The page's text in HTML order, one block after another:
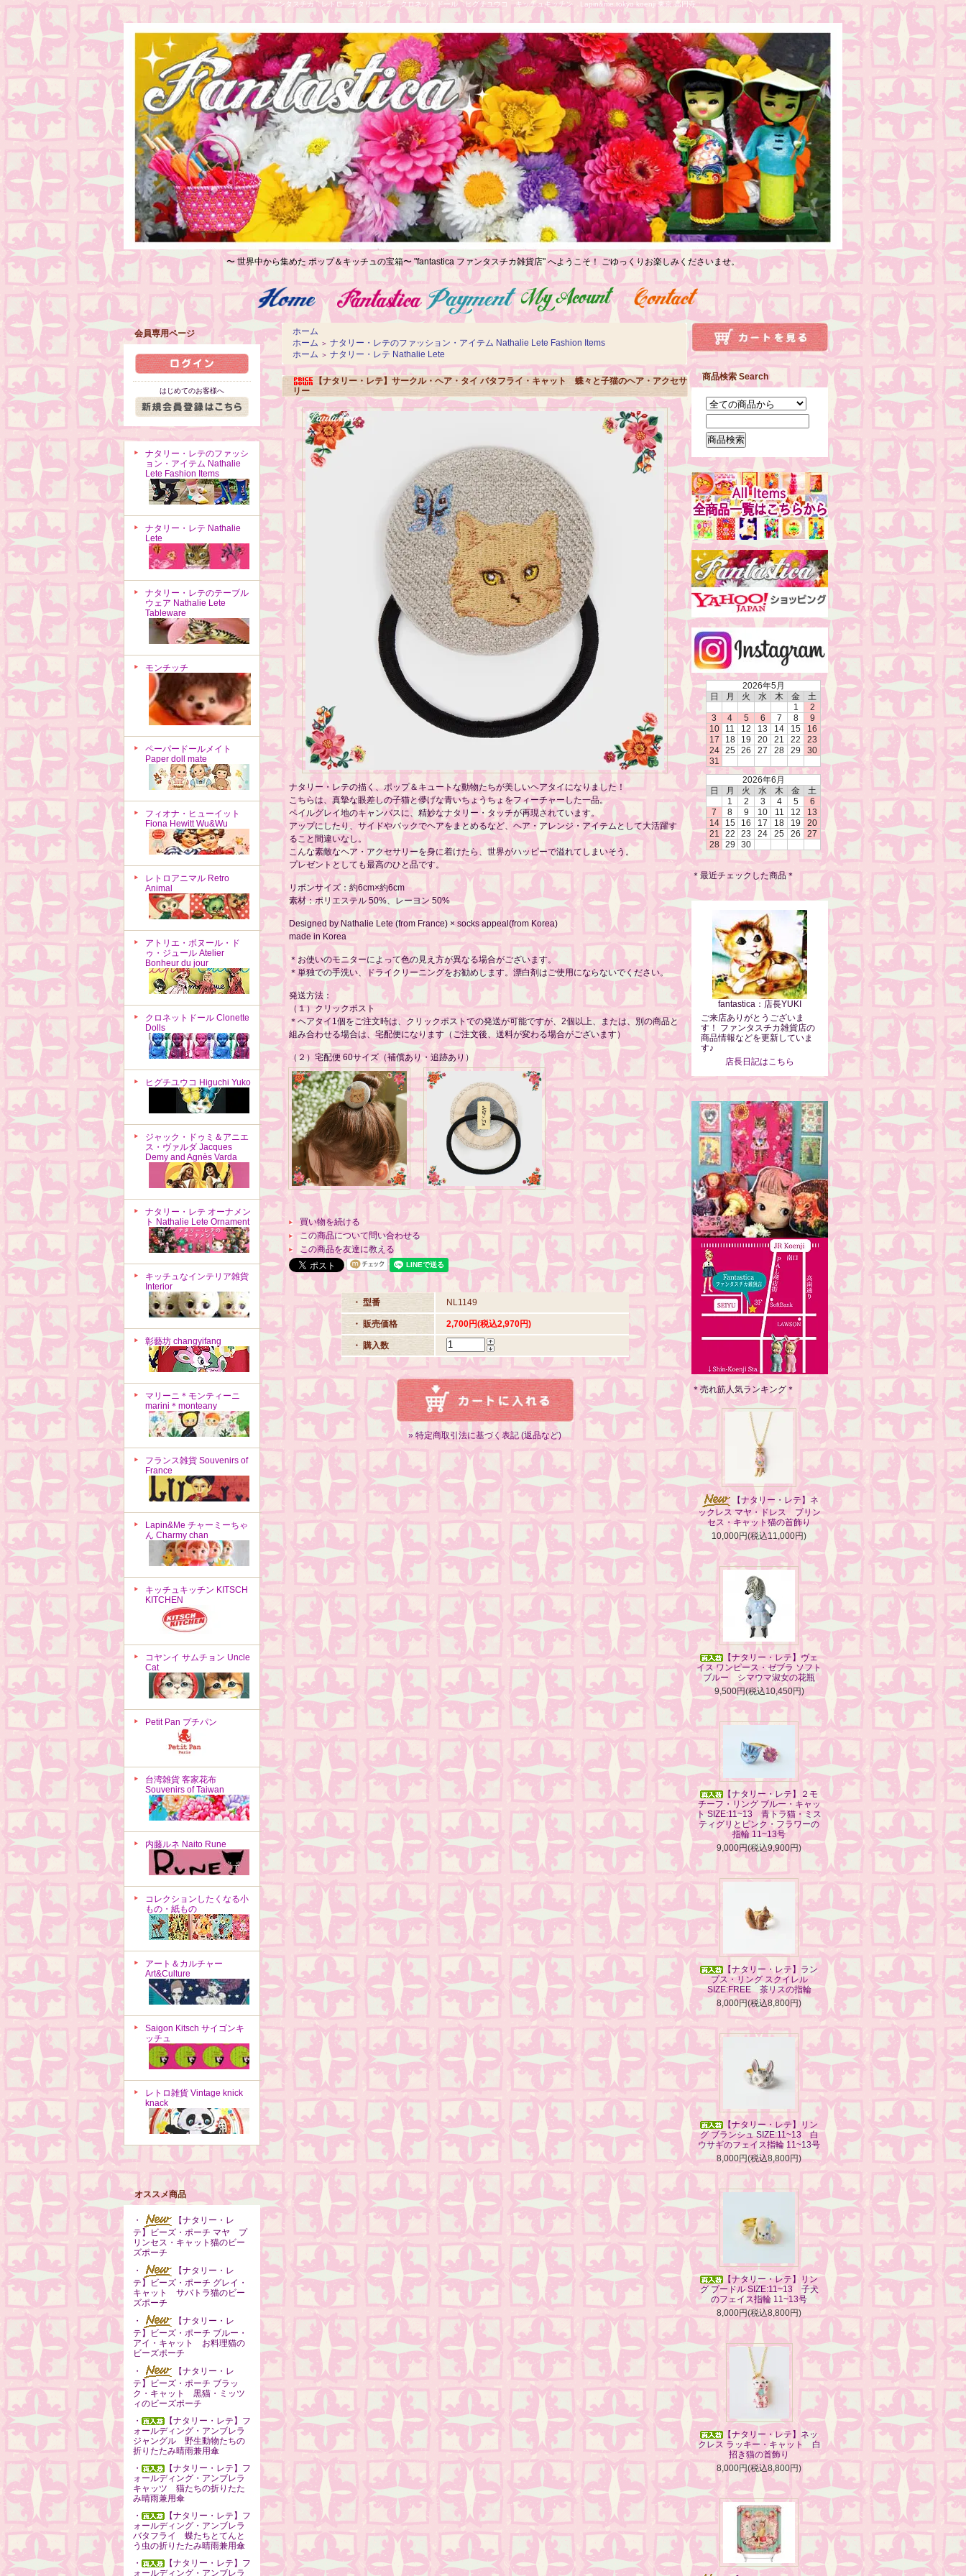
ファンタスチカ レトロ ナタリーレテ クロネットドール ヒグチユウコ キッチュキッチン Lapin&me tokyo koenji 東京 高円寺
〜 世界中から集めた ポップ＆キッチュの宝箱〜 "fantastica ファンタスチカ雑貨店" へようこそ！ ごゆっくりお楽しみくださいませ。
会員専用ページ
はじめてのお客様へ
ナタリー・レテのファッシ
ョン・アイテム Nathalie
Lete Fashion Items
ナタリー・レテ Nathalie
Lete
ナタリー・レテのテーブル
ウェア Nathalie Lete
Tableware
モンチッチ
ペーパードールメイト
Paper doll mate
フィオナ・ヒューイット
Fiona Hewitt Wu&Wu
レトロアニマル Retro
Animal
アトリエ・ボヌール・ド
ゥ・ジュール Atelier
Bonheur du jour
クロネットドール Clonette
Dolls
ヒグチユウコ Higuchi Yuko
ジャック・ドゥミ＆アニエ
ス・ヴァルダ Jacques
Demy and Agnès Varda
ナタリー・レテ オーナメン
ト Nathalie Lete Ornament
キッチュなインテリア雑貨
Interior
彰藝坊 changyifang
マリーニ＊モンティーニ
marini＊monteany
フランス雑貨 Souvenirs of
France
Lapin&Me チャーミーちゃ
ん Charmy chan
キッチュキッチン KITSCH
KITCHEN
コヤンイ サムチョン Uncle
Cat
Petit Pan プチパン
台湾雑貨 客家花布
Souvenirs of Taiwan
内藤ルネ Naito Rune
コレクションしたくなる小
もの・紙もの
アート＆カルチャー
Art&Culture
Saigon Kitsch サイゴンキ
ッチュ
レトロ雑貨 Vintage knick
knack
オススメ商品
・
【ナタリー・レ
テ】ビーズ・ポーチ マヤ プ
リンセス・キャット猫のビー
ズポーチ
・
【ナタリー・レ
テ】ビーズ・ポーチ グレイ・
キャット サバトラ猫のビー
ズポーチ
・
【ナタリー・レ
テ】ビーズ・ポーチ ブルー・
アイ・キャット お料理猫の
ビーズポーチ
・
【ナタリー・レ
テ】ビーズ・ポーチ ブラッ
ク・キャット 黒猫・ミッツ
ィのビーズポーチ
・
【ナタリー・レテ】フ
ォールディング・アンブレラ
ジャングル 野生動物たちの
折りたたみ晴雨兼用傘
・
【ナタリー・レテ】フ
ォールディング・アンブレラ
キャッツ 猫たちの折りたた
み晴雨兼用傘
・
【ナタリー・レテ】フ
ォールディング・アンブレラ
バタフライ 蝶たちとてんと
う虫の折りたたみ晴雨兼用傘
・
【ナタリー・レテ】フ
ォールディング・アンブレラ
ホーム
ホーム ＞ ナタリー・レテのファッション・アイテム Nathalie Lete Fashion Items
ホーム ＞ ナタリー・レテ Nathalie Lete
【ナタリー・レテ】サークル・ヘア・タイ バタフライ・キャット 蝶々と子猫のヘア・アクセサ
リー
ナタリー・レテの描く、ポップ＆キュートな動物たちが美しいヘアタイになりました！
こちらは、真摯な眼差しの子猫と儚げな青いちょうちょをフィーチャーした一品。
ペイルグレイ地のキャンバスに、精妙なナタリー・タッチが再現されています。
アップにしたり、サイドやバックでヘアをまとめるなど、ヘア・アレンジ・アイテムとして大活躍す
ること間違いなし。
こんな素敵なヘア・アクセサリーを身に着けたら、世界がハッピーで溢れてしまいそう。
プレゼントとしても最高のひと品です。
リボンサイズ：約6cm×約6cm
素材：ポリエステル 50%、レーヨン 50%
Designed by Nathalie Lete (from France) × socks appeal(from Korea)
made in Korea
＊お使いのモニターによって色の見え方が異なる場合がございます。
＊単独での手洗い、ドライクリーニングをお勧めします。漂白剤はご使用にならないでください。
発送方法：
（１）クリックポスト
＊ヘアタイ1個をご注文時は、クリックポストでの発送が可能ですが、2個以上、または、別の商品と
組み合わせる場合は、宅配便になります（ご注文後、送料が変わる場合がございます）
（２）宅配便 60サイズ（補償あり・追跡あり）
買い物を続ける
この商品について問い合わせる
この商品を友達に教える
・ 型番 NL1149
・ 販売価格 2,700円(税込2,970円)
・ 購入数
» 特定商取引法に基づく表記 (返品など)
商品検索 Search
2026年5月
日
月 火 水 木 金
土
1
2
3
4 5 6 7 8
9
10
11 12 13 14 15
16
17
18 19 20 21 22
23
24
25 26 27 28 29
30
31
2026年6月
日
月 火 水 木 金
土
1
2 3 4 5
6
7
8 9 10 11 12
13
14
15 16 17 18 19
20
21
22 23 24 25 26
27
28
29 30
＊最近チェックした商品＊
fantastica：店長YUKI
ご来店ありがとうございま
す！ ファンタスチカ雑貨店の
商品情報などを更新していま
す♪
店長日記はこちら
＊売れ筋人気ランキング＊
【ナタリー・レテ】ネ
ックレス マヤ・ドレス プリン
セス・キャット猫の首飾り
10,000円(税込11,000円)
【ナタリー・レテ】ヴェ
イス ワンピース・ゼブラ ソフト
ブルー シマウマ淑女の花瓶
9,500円(税込10,450円)
【ナタリー・レテ】２モ
チーフ・リング ブルー・キャッ
ト SIZE:11~13 青トラ猫・ミス
ティグリとピンク・フラワーの
指輪 11~13号
9,000円(税込9,900円)
【ナタリー・レテ】ラン
プス・リング スクイレル
SIZE:FREE 茶リスの指輪
8,000円(税込8,800円)
【ナタリー・レテ】リン
グ ブランシュ SIZE:11~13 白
ウサギのフェイス指輪 11~13号
8,000円(税込8,800円)
【ナタリー・レテ】リン
グ プードル SIZE:11~13 子犬
のフェイス指輪 11~13号
8,000円(税込8,800円)
【ナタリー・レテ】ネッ
クレス ラッキー・キャット 白
招き猫の首飾り
8,000円(税込8,800円)